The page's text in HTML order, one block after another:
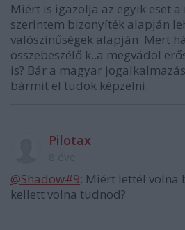
Miért is igazolja az egyik eset
szerintem bizonyíték alapján
valószínűségek alapján. Mert
összebeszélő k..a megvádol
is? Bár a magyar
bármit el tudok képzelni.
Pilotax
@Shadow#9: Miért lettél volna
kellett volna tudnod?